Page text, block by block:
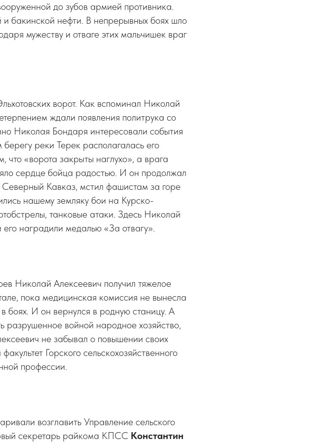
до зубов армией противника.
бакинской нефти. В непрерывных боях шло
мужеству и отваге этих мальчишек враг
ворот. Как вспоминал Николай
ждали появления политрука со
Николая Бондаря интересовали события
реки Терек располагалась его
«ворота закрыты наглухо», а врага
сердце бойца радостью. И он продолжал
Кавказ, мстил фашистам за горе
нашему земляку бои на Курско-
танковые атаки. Здесь Николай
его наградили медалью «За отвагу».
Николай Алексеевич получил тяжелое
пока медицинская комиссия не вынесла
боях. И он вернулся в родную станицу. А
разрушенное войной народное хозяйство,
не забывал о повышении своих
Горского сельскохозяйственного
профессии.
возглавить Управление сельского
секретарь райкома КПСС Константин